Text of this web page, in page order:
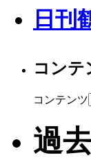
日刊
コンテ
コンテンツ
過